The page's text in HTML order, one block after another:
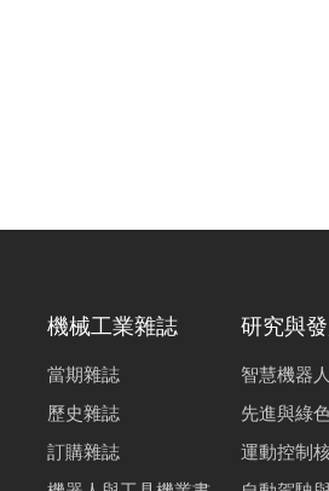
機械工業雜誌
當期雜誌
歷史雜誌
訂購雜誌
研究與
智慧機器人
先進與綠
運動控制